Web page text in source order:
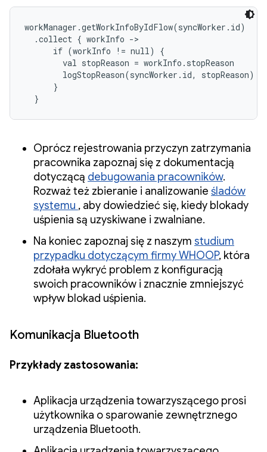
workManager.getWorkInfoByIdFlow(syncWorker.id)
  .collect { workInfo ->
      if (workInfo != null) {
        val stopReason = workInfo.stopReason
        logStopReason(syncWorker.id, stopReason)
      }
  }
Oprócz rejestrowania przyczyn zatrzymania
pracownika zapoznaj się z dokumentacją
dotyczącą debugowania pracowników.
Rozważ też zbieranie i analizowanie śladów
systemu , aby dowiedzieć się, kiedy blokady
uśpienia są uzyskiwane i zwalniane.
Na koniec zapoznaj się z naszym studium
przypadku dotyczącym firmy WHOOP, która
zdołała wykryć problem z konfiguracją
swoich pracowników i znacznie zmniejszyć
wpływ blokad uśpienia.
Komunikacja Bluetooth
Przykłady zastosowania:
Aplikacja urządzenia towarzyszącego prosi
użytkownika o sparowanie zewnętrznego
urządzenia Bluetooth.